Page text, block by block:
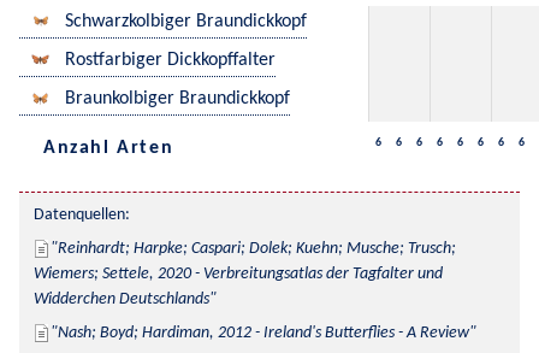
Schwarzkolbiger Braundickkopf
Rostfarbiger Dickkopffalter
Braunkolbiger Braundickkopf
Anzahl Arten 6 6 6 6 6 6 6 6
Datenquellen:
Reinhardt; Harpke; Caspari; Dolek; Kuehn; Musche; Trusch;
Wiemers; Settele, 2020 - Verbreitungsatlas der Tagfalter und
Widderchen Deutschlands
Nash; Boyd; Hardiman, 2012 - Ireland's Butterflies - A Review